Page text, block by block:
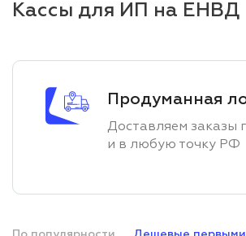
Кассы для ИП на ЕНВД
Продуманная
Доставляем заказы
и в любую точку РФ